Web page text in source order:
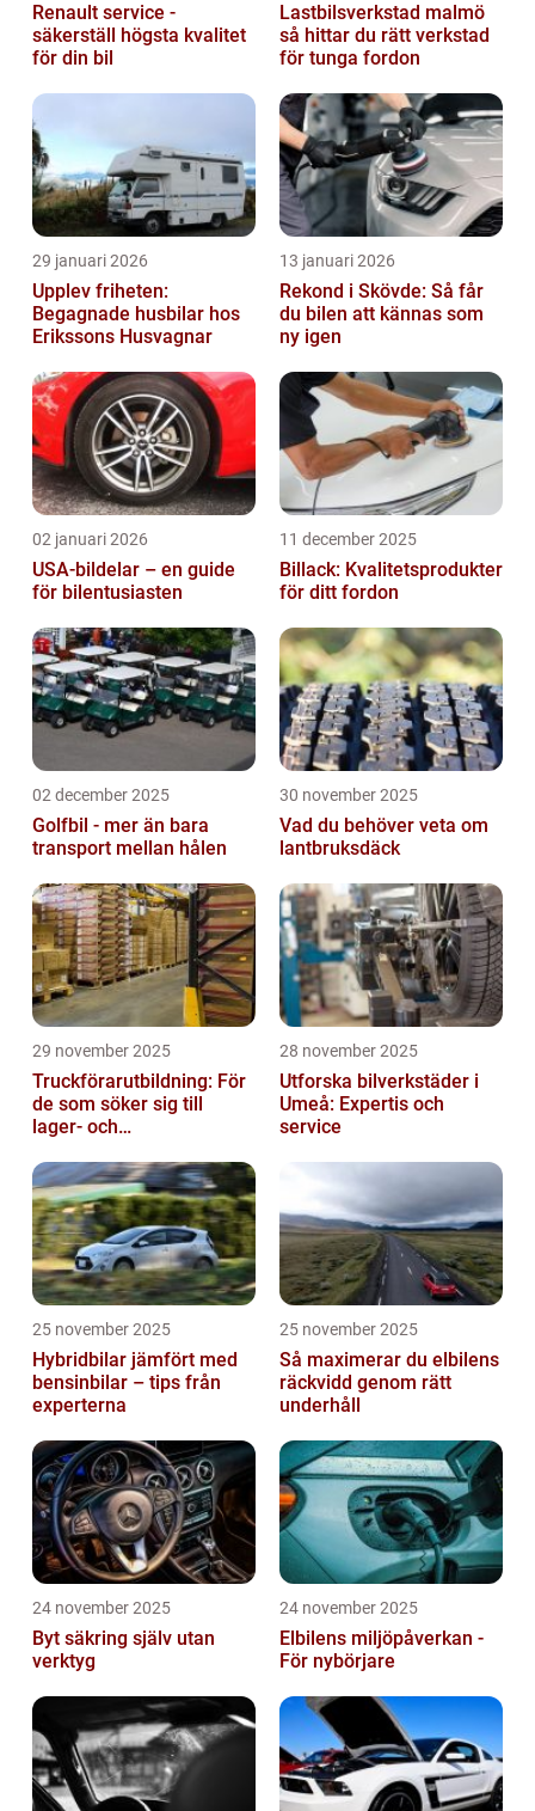
Renault service -
säkerställ högsta kvalitet
för din bil
Lastbilsverkstad malmö
så hittar du rätt verkstad
för tunga fordon
29 januari 2026
Upplev friheten:
Begagnade husbilar hos
Erikssons Husvagnar
13 januari 2026
Rekond i Skövde: Så får
du bilen att kännas som
ny igen
02 januari 2026
USA-bildelar – en guide
för bilentusiasten
11 december 2025
Billack: Kvalitetsprodukter
för ditt fordon
02 december 2025
Golfbil - mer än bara
transport mellan hålen
30 november 2025
Vad du behöver veta om
lantbruksdäck
29 november 2025
Truckförarutbildning: För
de som söker sig till
lager- och
28 november 2025
Utforska bilverkstäder i
Umeå: Expertis och
service
25 november 2025
Hybridbilar jämfört med
bensinbilar – tips från
experterna
25 november 2025
Så maximerar du elbilens
räckvidd genom rätt
underhåll
24 november 2025
Byt säkring själv utan
verktyg
24 november 2025
Elbilens miljöpåverkan -
För nybörjare